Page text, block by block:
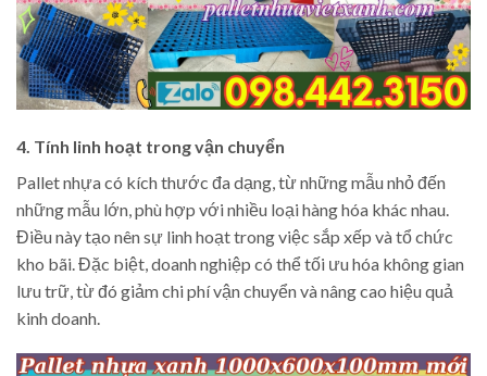
4. Tính linh hoạt trong vận chuyển
Pallet nhựa có kích thước đa dạng, từ những mẫu nhỏ đến
những mẫu lớn, phù hợp với nhiều loại hàng hóa khác nhau.
Điều này tạo nên sự linh hoạt trong việc sắp xếp và tổ chức
kho bãi. Đặc biệt, doanh nghiệp có thể tối ưu hóa không gian
lưu trữ, từ đó giảm chi phí vận chuyển và nâng cao hiệu quả
kinh doanh.